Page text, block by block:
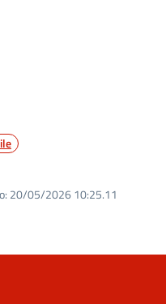
20/05/2026 10:25.11